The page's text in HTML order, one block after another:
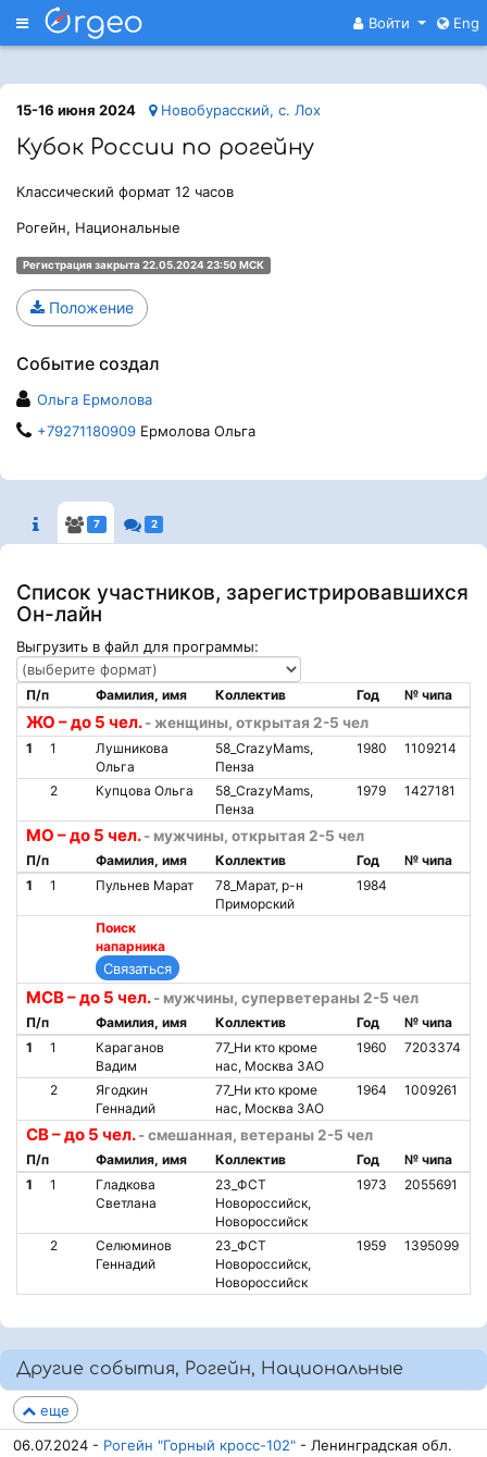
Меню Войти Eng
15-16 июня 2024 Новобурасский, с. Лох
Кубок России по рогейну
Классический формат 12 часов
Рогейн, Национальные
Регистрация закрыта 22.05.2024 23:50 МСК
Положение
Событие создал
Ольга Ермолова
+79271180909 Ермолова Ольга
7 2
Список участников, зарегистрировавшихся
Он-лайн
Выгрузить в файл для программы:
ЖО – до 5 чел. - женщины, открытая 2-5 чел
П/п Фамилия, имя Коллектив Год № чипа
1 1
Лушникова
Ольга
58_CrazyMams,
Пенза
1980 1109214
2 Купцова Ольга
58_CrazyMams,
Пенза
1979 1427181
МО – до 5 чел. - мужчины, открытая 2-5 чел
П/п Фамилия, имя Коллектив Год
№ чипа
1
1 Пульнев Марат
78_Марат, р-н
Приморский
1984
Поиск
напарника
МСВ – до 5 чел. - мужчины, суперветераны 2-5 чел
П/п Фамилия, имя Коллектив Год
№ чипа
1
1
Караганов
Вадим
77_Ни кто кроме
нас, Москва ЗАО
1960 7203374
2
Ягодкин
Геннадий
77_Ни кто кроме
нас, Москва ЗАО
1964 1009261
СВ – до 5 чел. - смешанная, ветераны 2-5 чел
П/п Фамилия, имя Коллектив Год
№ чипа
1
1
Гладкова
Светлана
23_ФСТ
Новороссийск,
Новороссийск
1973 2055691
2
Селюминов
Геннадий
23_ФСТ
Новороссийск,
Новороссийск
1959 1395099
Другие события, Рогейн, Национальные
еще
06.07.2024 - Рогейн "Горный кросс-102" - Ленинградская обл.